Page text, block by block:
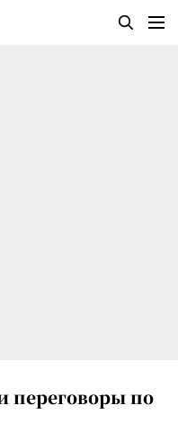
переговоры по